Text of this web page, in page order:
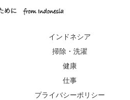
インドネシア
掃除・洗濯
健康
仕事
プライバシーポリシー